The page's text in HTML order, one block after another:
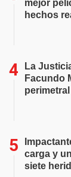
mejor
hechos
La
Facundo
carga y
siete